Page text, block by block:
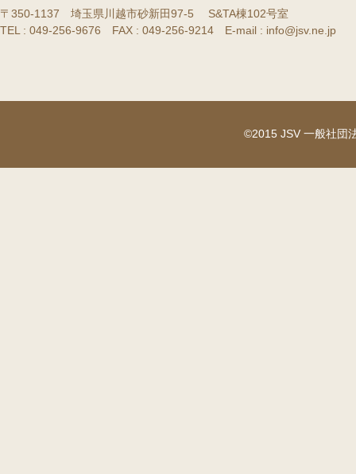
〒350-1137 埼玉県川越市砂新田97-5 S&TA棟102号室
TEL : 049-256-9676 FAX : 049-256-9214 E-mail : info@jsv.ne.jp
©2015 JSV 一般社団